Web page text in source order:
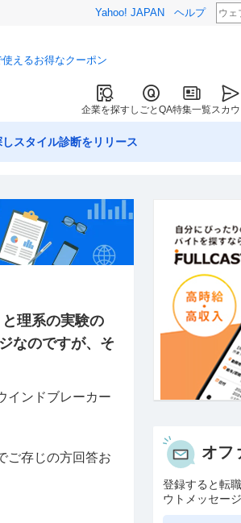
Yahoo! JAPAN ヘルプ
えるお得なクーポン
企業を探すしごとQA特集一覧スカウ
スタイル診断をリリース
理系の実験の
なのですが、そ
インドブレーカー
ご存じの方回答お
オフ
登録すると転
ウトメッセー